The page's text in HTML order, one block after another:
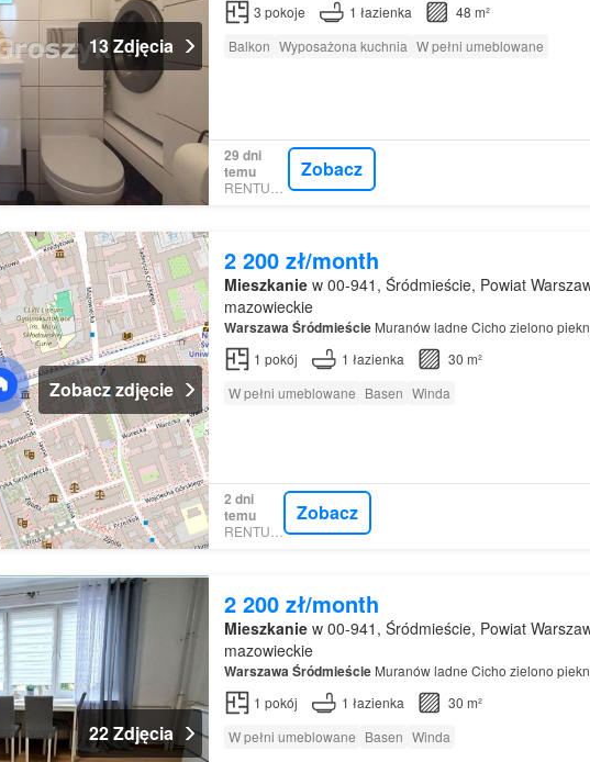
13 Zdjęcia
3 pokoje 1 łazienka
48 m²
Balkon Wyposażona kuchnia W pełni umeblowane
29 dni
temu
Zobacz
Zobacz zdjęcie
2 200 zł/month
Mieszkaniew 00-941, Śródmieście, Powiat
mazowieckie
WarszawaŚródmieścieMuranów ladne Cicho zielono
1 pokój 1 łazienka
30 m²
W pełni umeblowane Basen Winda
2 dni
temu
Zobacz
22 Zdjęcia
2 200 zł/month
Mieszkaniew 00-941, Śródmieście, Powiat
mazowieckie
WarszawaŚródmieścieMuranów ladne Cicho zielono
1 pokój 1 łazienka
30 m²
W pełni umeblowane Basen Winda